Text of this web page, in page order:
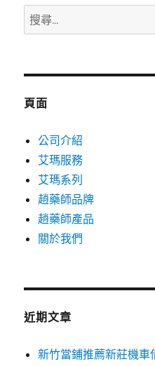
搜
尋
鍵
頁面
公司介紹
艾瑪服務
艾瑪系列
趙藥師品牌
趙藥師產品
關於我們
近期文章
新竹當鋪推薦新莊機車